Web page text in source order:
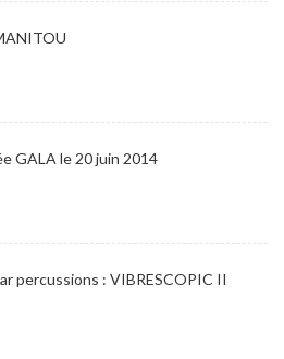
GALA le 20 juin 2014
percussions : VIBRESCOPIC II